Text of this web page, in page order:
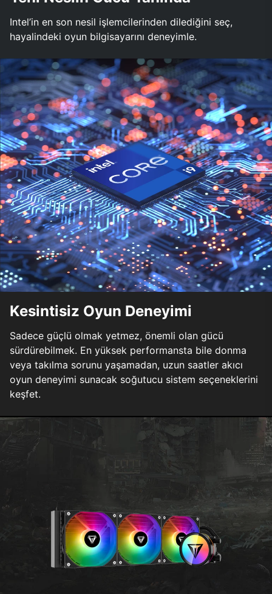
Intel’in en son nesil işlemcilerinden dilediğini seç,
hayalindeki oyun bilgisayarını deneyimle.
Kesintisiz Oyun Deneyimi
Sadece güçlü olmak yetmez, önemli olan gücü
sürdürebilmek. En yüksek performansta bile donma
veya takılma sorunu yaşamadan, uzun saatler akıcı
oyun deneyimi sunacak soğutucu sistem seçeneklerini
keşfet.